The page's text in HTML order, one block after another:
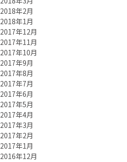
2018年2月
2018年1月
2017年12月
2017年11月
2017年10月
2017年9月
2017年8月
2017年7月
2017年6月
2017年5月
2017年4月
2017年3月
2017年2月
2017年1月
2016年12月